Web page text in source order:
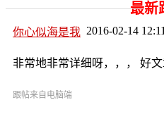
最新
你心似海是我 2016-02-14
非常地非常详细呀，，， 好文
跟帖来自电脑端